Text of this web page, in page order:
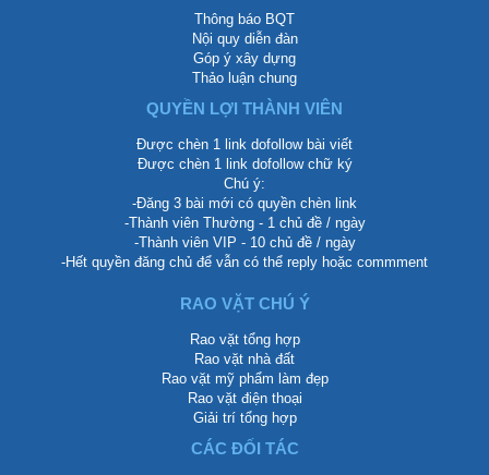
Thông báo BQT
Nội quy diễn đàn
Góp ý xây dựng
Thảo luận chung
QUYỀN LỢI THÀNH VIÊN
Được chèn 1 link dofollow bài viết
Được chèn 1 link dofollow chữ ký
Chú ý:
-Đăng 3 bài mới có quyền chèn link
-Thành viên Thường - 1 chủ đề / ngày
-Thành viên VIP - 10 chủ đề / ngày
-Hết quyền đăng chủ để vẫn có thể reply hoặc commment
RAO VẶT CHÚ Ý
Rao vặt tổng hợp
Rao vặt nhà đất
Rao vặt mỹ phẩm làm đẹp
Rao vặt điện thoại
Giải trí tổng hợp
CÁC ĐỐI TÁC